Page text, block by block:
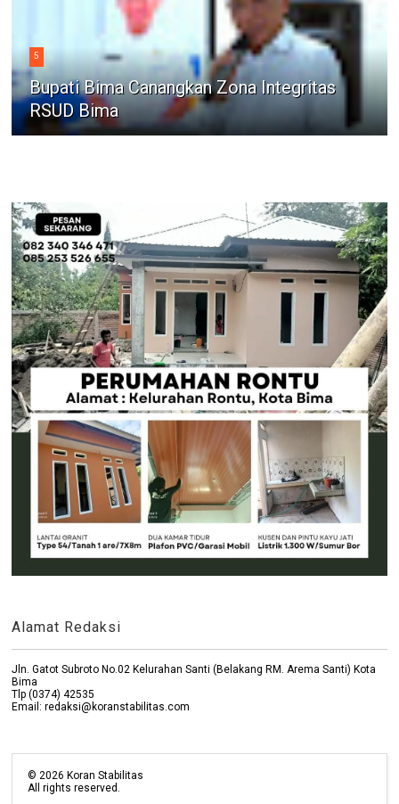
5
Bupati Bima Canangkan Zona Integritas
RSUD Bima
Alamat Redaksi
Jln. Gatot Subroto No.02 Kelurahan Santi (Belakang RM. Arema Santi) Kota
Bima
Tlp (0374) 42535
Email: redaksi@koranstabilitas.com
©2026 Koran Stabilitas
All rights reserved.